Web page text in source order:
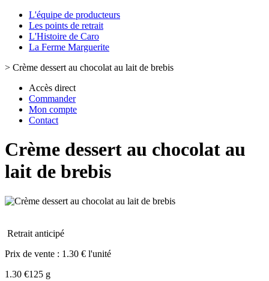
L'équipe de producteurs
Les points de retrait
L'Histoire de Caro
La Ferme Marguerite
> Crème dessert au chocolat au lait de brebis
Accès direct
Commander
Mon compte
Contact
Crème dessert au chocolat au
lait de brebis
Retrait anticipé
Prix de vente : 1.30 € l'unité
1.30 €125 g